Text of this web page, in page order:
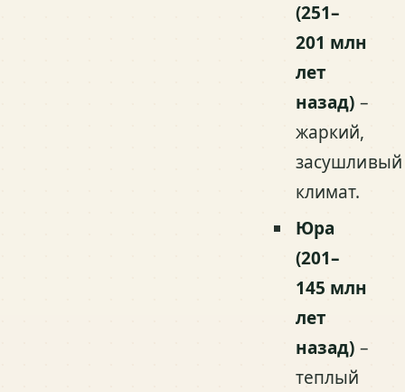
(251–
201 млн
лет
назад) –
жаркий,
засушливый
климат.
Юра
(201–
145 млн
лет
назад) –
теплый